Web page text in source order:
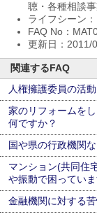
聴・各種相談
ライフシーン
FAQ No：
更新日：2011/
関連するFAQ
人権擁護委員の活
家のリフォームを
何ですか？
国や県の行政機関
マンション(共同住
や振動で困っていま
金融機関に対する